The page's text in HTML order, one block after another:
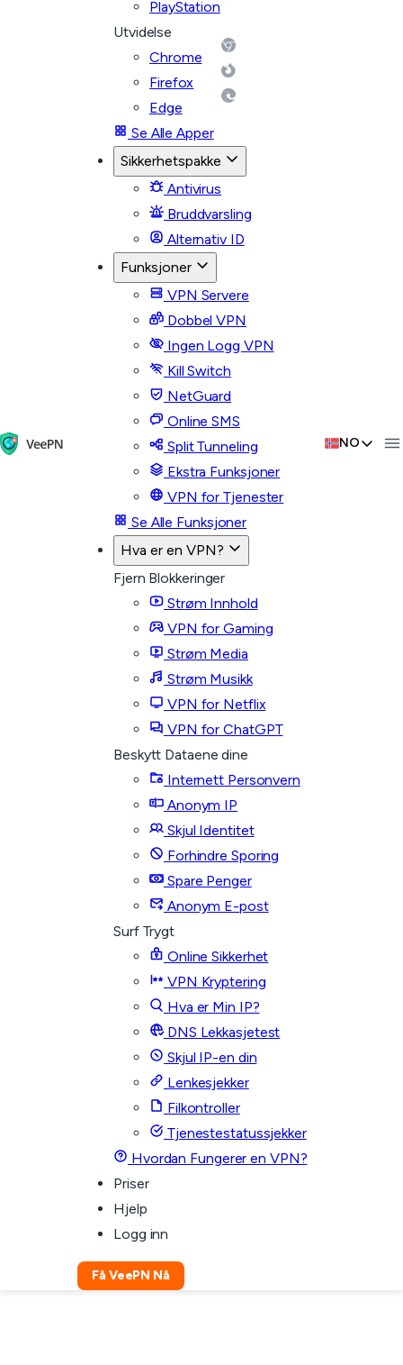
PlayStation
Utvidelse
Chrome
Firefox
Edge
Se Alle Apper
Sikkerhetspakke
Antivirus
Bruddvarsling
Alternativ ID
Funksjoner
VPN Servere
Dobbel VPN
Ingen Logg VPN
Kill Switch
NetGuard
Online SMS
Split Tunneling
Ekstra Funksjoner
VPN for Tjenester
Se Alle Funksjoner
Hva er en VPN?
Fjern Blokkeringer
Strøm Innhold
VPN for Gaming
Strøm Media
Strøm Musikk
VPN for Netflix
VPN for ChatGPT
Beskytt Dataene dine
Internett Personvern
Anonym IP
Skjul Identitet
Forhindre Sporing
Spare Penger
Anonym E-post
Surf Trygt
Online Sikkerhet
VPN Kryptering
Hva er Min IP?
DNS Lekkasjetest
Skjul IP-en din
Lenkesjekker
Filkontroller
Tjenestestatussjekker
Hvordan Fungerer en VPN?
Priser
Hjelp
Logg inn
Få VeePN Nå
NO